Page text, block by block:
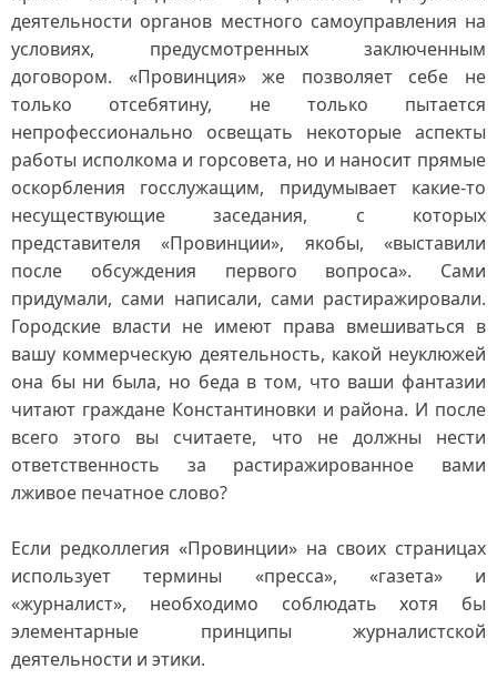
деятельности органов местного самоуправления на
условиях, предусмотренных заключенным
договором. «Провинция» же позволяет себе не
только отсебятину, не только пытается
непрофессионально освещать некоторые аспекты
работы исполкома и горсовета, но и наносит прямые
оскорбления госслужащим, придумывает какие-то
несуществующие заседания, с которых
представителя «Провинции», якобы, «выставили
после обсуждения первого вопроса». Сами
придумали, сами написали, сами растиражировали.
Городские власти не имеют права вмешиваться в
вашу коммерческую деятельность, какой неуклюжей
она бы ни была, но беда в том, что ваши фантазии
читают граждане Константиновки и района. И после
всего этого вы считаете, что не должны нести
ответственность за растиражированное вами
лживое печатное слово?
Если редколлегия «Провинции» на своих страницах
использует термины «пресса», «газета» и
«журналист», необходимо соблюдать хотя бы
элементарные принципы журналистской
деятельности и этики.